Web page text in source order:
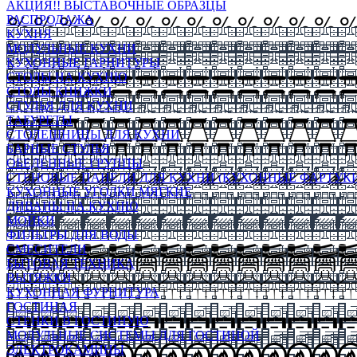
АКЦИЯ!! ВЫСТАВОЧНЫЕ ОБРАЗЦЫ
РАСПРОДАЖА
КУХНЯ
МОДУЛЬНЫЕ КУХНИ
КУХОННЫЕ ГАРНИТУРЫ
СТОЛЫ НА КУХНЮ
СТОЛЫ КНИЖКИ
СТУЛЬЯ ДЛЯ КУХНИ
ТАБУРЕТЫ
СТОЛЕШНИЦЫ ДЛЯ КУХНИ
БАРНЫЕ СТУЛЬЯ
ОБЕДЕННЫЕ ГРУППЫ
СТЕНОВЫЕ ПАНЕЛИ ДЛЯ КУХНИ (КУХОННЫЕ
КУХОННЫЕ УГОЛКИ МЯГКИЕ
ДИВАНЫ НА КУХНЮ
МОЙКИ
ФИЛЬТРЫ ДЛЯ ВОДЫ
СМЕСИТЕЛИ
БЫТОВАЯ ТЕХНИКА
ВЫТЯЖКИ
КУХОННАЯ ФУРНИТУРА
ГОСТИНАЯ
СТЕНКИ В ГОСТИНУЮ
МОДУЛЬНЫЕ СИСТЕМЫ ДЛЯ ГОСТИНОЙ
ЭЛЕКТРОКАМИНЫ